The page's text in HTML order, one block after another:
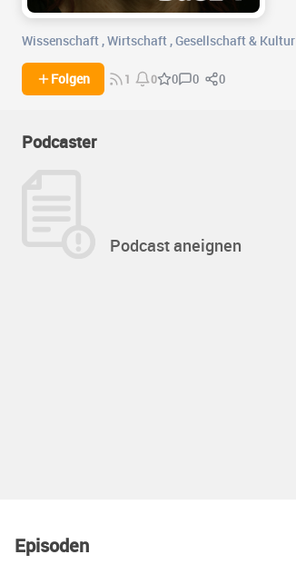
Wissenschaft ,Wirtschaft ,Gesellschaft & Kultur
Folgen 1 0 0 0 0
Podcaster
Podcast aneignen
Episoden